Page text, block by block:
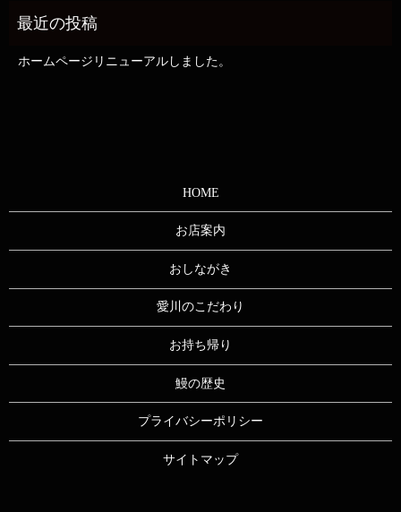
ホームページリニューアルしました。
HOME
お店案内
おしながき
愛川のこだわり
お持ち帰り
鰻の歴史
プライバシーポリシー
サイトマップ